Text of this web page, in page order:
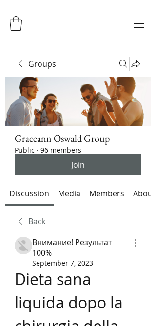
Groups
Graceann Oswald Group
Public · 96 members
Join
Discussion Media Members About
Back
Внимание! Результат
100%
September 7, 2023
Dieta sana
liquida dopo la